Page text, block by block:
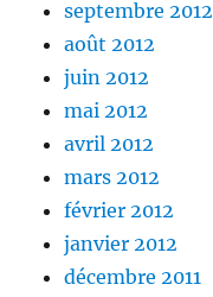
septembre 2012
août 2012
juin 2012
mai 2012
avril 2012
mars 2012
février 2012
janvier 2012
décembre 2011